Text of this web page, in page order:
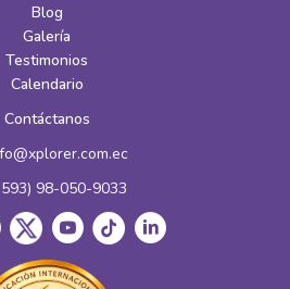
Blog
Galería
Testimonios
Calendario
Contáctanos
98-050-9033